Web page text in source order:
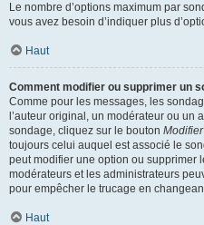
Le nombre d’options maximum par
vous avez besoin d’indiquer plus
Haut
Comment modifier ou supprimer un
Comme pour les messages, les
l’auteur original, un modérateur ou un
sondage, cliquez sur le bouton Modifier
toujours celui auquel est associé le
peut modifier une option ou supprimer
modérateurs et les administrateurs
pour empêcher le trucage en
Haut